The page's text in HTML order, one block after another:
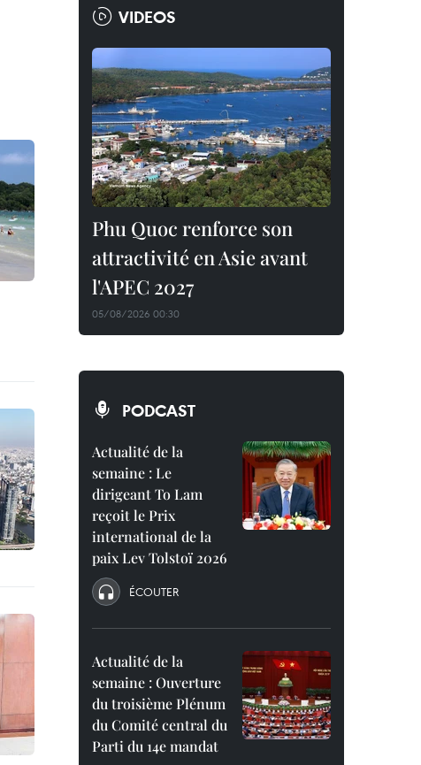
VIDEOS
Phu Quoc renforce son
attractivité en Asie avant
l'APEC 2027
05/08/2026 00:30
PODCAST
Actualité de la
semaine : Le
dirigeant To Lam
reçoit le Prix
international de la
paix Lev Tolstoï 2026
ÉCOUTER
Actualité de la
semaine : Ouverture
du troisième Plénum
du Comité central du
Parti du 14e mandat